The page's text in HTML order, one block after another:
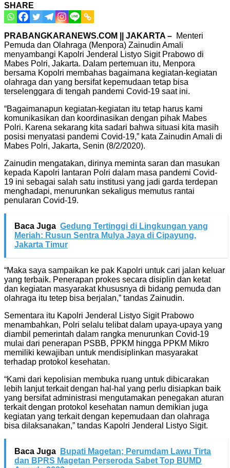
SHARE
PRABANGKARANEWS.COM || JAKARTA – Menteri
Pemuda dan Olahraga (Menpora) Zainudin Amali
menyambangi Kapolri Jenderal Listyo Sigit Prabowo di
Mabes Polri, Jakarta. Dalam pertemuan itu, Menpora
bersama Kopolri membahas bagaimana kegiatan-kegiatan
olahraga dan yang bersifat kepemudaan tetap bisa
terselenggara di tengah pandemi Covid-19 saat ini.
“Bagaimanapun kegiatan-kegiatan itu tetap harus kami
komunikasikan dan koordinasikan dengan pihak Mabes
Polri. Karena sekarang kita sadari bahwa situasi kita masih
posisi menyatasi pandemi Covid-19,” kata Zainudin Amali di
Mabes Polri, Jakarta, Senin (8/2/2020).
Zainudin mengatakan, dirinya meminta saran dan masukan
kepada Kapolri lantaran Polri dalam masa pandemi Covid-
19 ini sebagai salah satu institusi yang jadi garda terdepan
menghadapi, menurunkan sekaligus memutus rantai
penularan Covid-19.
Baca Juga Gedung Tertinggi di Lingkungan yang
Meriah: Rusun Sentra Mulya Jaya di Cipayung,
Jakarta Timur
“Maka saya sampaikan ke pak Kapolri untuk cari jalan keluar
yang terbaik. Penerapan prokes secara disiplin dan ketat
dan kegiatan masyarakat khususnya di bidang pemuda dan
olahraga itu tetep bisa berjalan,” tandas Zainudin.
Sementara itu Kapolri Jenderal Listyo Sigit Prabowo
menambahkan, Polri selalu telibat dalam upaya-upaya yang
diambil pemerintah dalam rangka menurunkan Covid-19
mulai dari penerapan PSBB, PPKM hingga PPKM Mikro
memiliki kewajiban untuk mendisiplinkan masyarakat
terhadap protokol kesehatan.
“Kami dari kepolisian membuka ruang untuk dibicarakan
lebih lanjut terkait dengan hal-hal yang perlu disiapkan baik
yang bersifat administrasi mengutamakan penegakan aturan
terkait dengan protokol kesehatan namun demikian juga
kegiatan yang terkait dengan kepemudaan dan olahraga
bisa dilaksanakan,” tandas Kapolri Jenderal Listyo Sigit.
Baca Juga
Bupati Magetan; Perumdam Lawu Tirta
dan BPRS Magetan Perseroda Sabet Top BUMD